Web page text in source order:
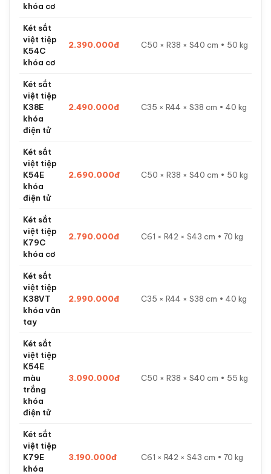
khóa cơ
Két sắt
việt tiệp
K54C
khóa cơ
2.390.000đ C50 × R38 × S40 cm • 50 kg
Két sắt
việt tiệp
K38E
khóa
điện tử
2.490.000đ C35 × R44 × S38 cm • 40 kg
Két sắt
việt tiệp
K54E
khóa
điện tử
2.690.000đ C50 × R38 × S40 cm • 50 kg
Két sắt
việt tiệp
K79C
khóa cơ
2.790.000đ C61 × R42 × S43 cm • 70 kg
Két sắt
việt tiệp
K38VT
khóa vân
tay
2.990.000đ C35 × R44 × S38 cm • 40 kg
Két sắt
việt tiệp
K54E
màu
trắng
khóa
điện tử
3.090.000đ C50 × R38 × S40 cm • 55 kg
Két sắt
việt tiệp
K79E
khóa
3.190.000đ C61 × R42 × S43 cm • 70 kg